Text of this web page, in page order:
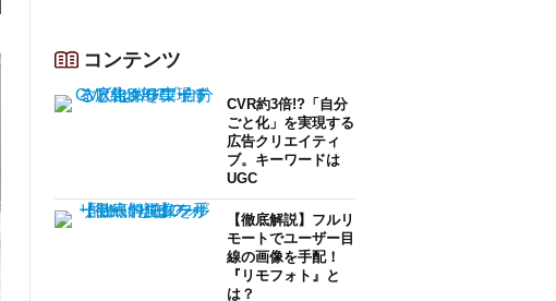
コンテンツ
CVR約3倍!?「自分
ごと化」を実現する
広告クリエイティ
ブ。キーワードは
UGC
【徹底解説】フルリ
モートでユーザー目
線の画像を手配！
『リモフォト』と
は？